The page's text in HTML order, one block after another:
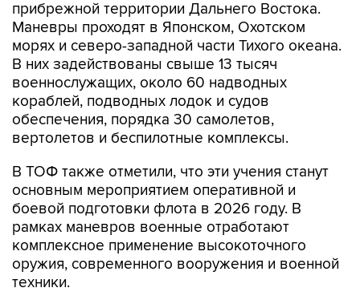
прибрежной территории Дальнего Востока.
Маневры проходят в Японском, Охотском
морях и северо-западной части Тихого океана.
В них задействованы свыше 13 тысяч
военнослужащих, около 60 надводных
кораблей, подводных лодок и судов
обеспечения, порядка 30 самолетов,
вертолетов и беспилотные комплексы.
В ТОФ также отметили, что эти учения станут
основным мероприятием оперативной и
боевой подготовки флота в 2026 году. В
рамках маневров военные отработают
комплексное применение высокоточного
оружия, современного вооружения и военной
техники.